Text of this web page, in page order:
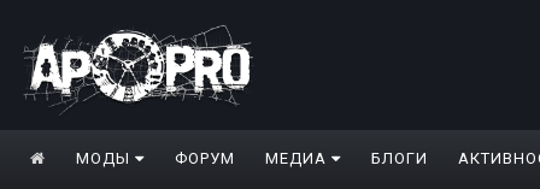
МОДЫ ФОРУМ МЕДИА БЛОГИ